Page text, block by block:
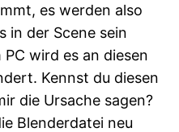
es werden also
in der Scene sein
wird es an diesen
Kennst du diesen
die Ursache sagen?
Blenderdatei neu